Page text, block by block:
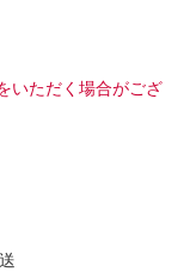
いただく場合がござ